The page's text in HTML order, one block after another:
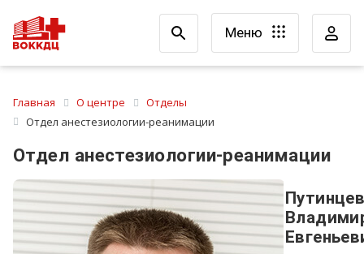
Меню
Главная О центре
Отделы
Отдел анестезиологии-реанимации
Отдел анестезиологии-реанимации